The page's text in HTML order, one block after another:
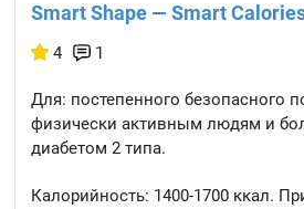
Smart Shape — Smart
4 1
Для: постепенного безопасного
физически активным людям и
диабетом 2 типа.
Калорийность: 1400-1700 ккал.